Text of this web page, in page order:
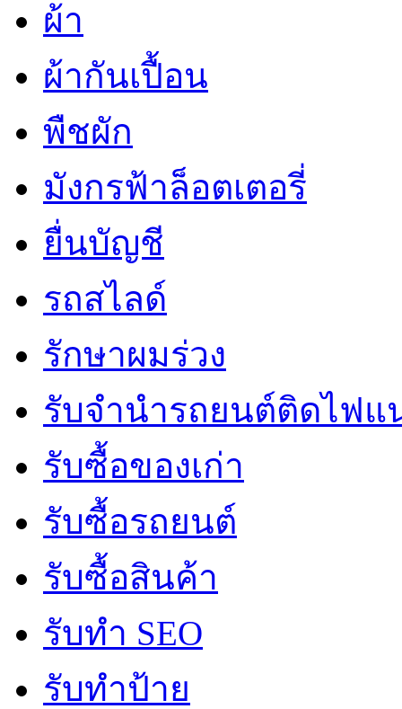
ผ้า
ผ้ากันเปื้อน
พืชผัก
มังกรฟ้าล็อตเตอรี่
ยื่นบัญชี
รถสไลด์
รักษาผมร่วง
รับจํานํารถยนต์ติดไฟ
รับซื้อของเก่า
รับซื้อรถยนต์
รับซื้อสินค้า
รับทำ SEO
รับทำป้าย